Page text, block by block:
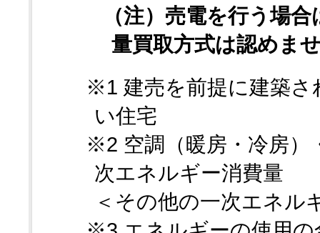
（注）売電を行う場
量買取方式は認めま
※1 建売を前提に建築さ
い住宅
※2 空調（暖房・冷房）
次エネルギー消費量
＜その他の一次エネル